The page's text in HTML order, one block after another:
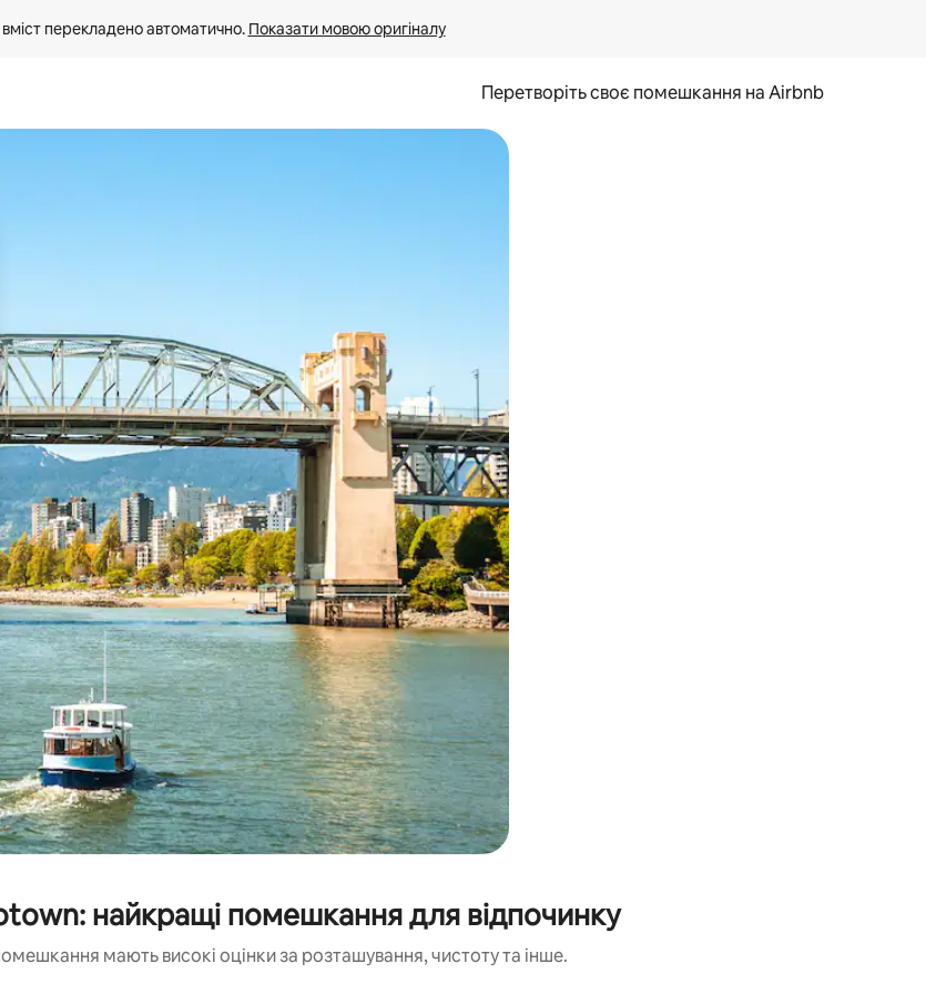
перекладено автоматично. Показати мовою оригіналу
Перетворіть своє помешкання на Airbnb
сторінкою клавіші зі стрілками вгору та вниз або жести дотику та гортання.
найкращі помешкання для відпочинку
мають високі оцінки за розташування, чистоту та інше.